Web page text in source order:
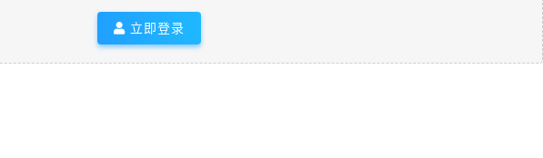
立即登录